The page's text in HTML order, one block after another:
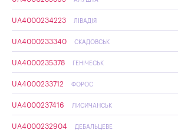
UA4000234223 ЛІВАДІЯ
UA4000233340 СКАДОВСЬК
UA4000235378 ГЕНІЧЕСЬК
UA4000233712 ФОРОС
UA4000237416 ЛИСИЧАНСЬК
UA4000232904 ДЕБАЛЬЦЕВЕ